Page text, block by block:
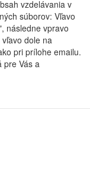
vzdelávania v
súborov: Vľavo
následne vpravo
dole na
pri prílohe emailu.
pre Vás a